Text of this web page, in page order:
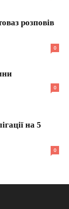
розповів
0
0
на 5
0